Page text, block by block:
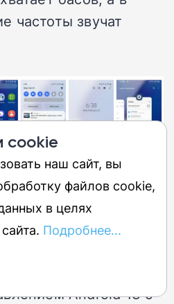
частоты звучат
в обзоре,
Android 13 с
cookie
наш сайт, вы
файлов cookie,
в целях
Подробнее...